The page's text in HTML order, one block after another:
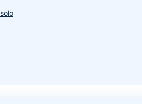
solo